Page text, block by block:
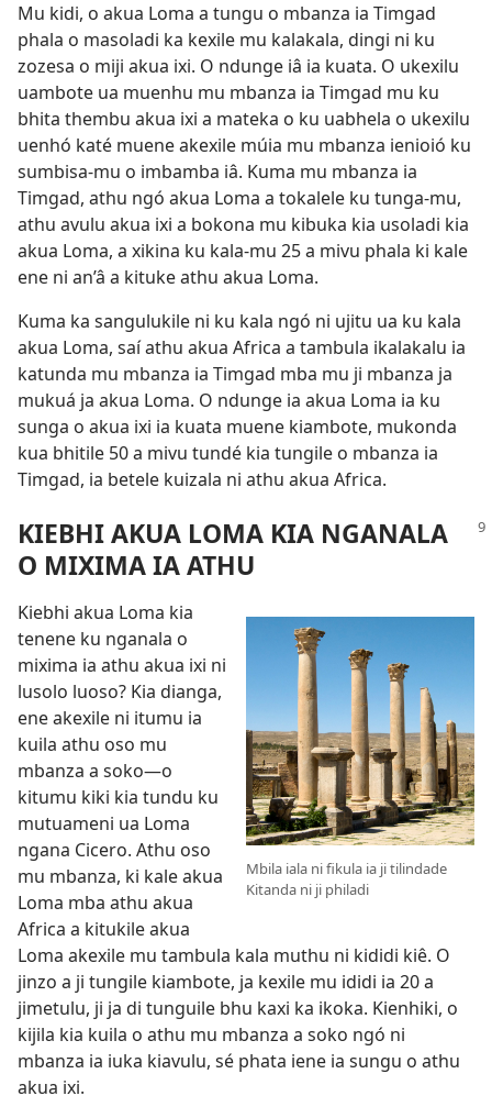
Mu kidi, o akua Loma a tungu o mbanza ia Timgad
phala o masoladi ka kexile mu kalakala, dingi ni ku
zozesa o miji akua ixi. O ndunge iâ ia kuata. O ukexilu
uambote ua muenhu mu mbanza ia Timgad mu ku
bhita thembu akua ixi a mateka o ku uabhela o ukexilu
uenhó katé muene akexile múia mu mbanza ienioió ku
sumbisa-mu o imbamba iâ. Kuma mu mbanza ia
Timgad, athu ngó akua Loma a tokalele ku tunga-mu,
athu avulu akua ixi a bokona mu kibuka kia usoladi kia
akua Loma, a xikina ku kala-mu 25 a mivu phala ki kale
ene ni an’â a kituke athu akua Loma.
Kuma ka sangulukile ni ku kala ngó ni ujitu ua ku kala
akua Loma, saí athu akua Africa a tambula ikalakalu ia
katunda mu mbanza ia Timgad mba mu ji mbanza ja
mukuá ja akua Loma. O ndunge ia akua Loma ia ku
sunga o akua ixi ia kuata muene kiambote, mukonda
kua bhitile 50 a mivu tundé kia tungile o mbanza ia
Timgad, ia betele kuizala ni athu akua Africa.
KIEBHI AKUA LOMA KIA NGANALA
O MIXIMA IA ATHU
Mbila iala ni fikula ia ji tilindade
Kitanda ni ji philadi
Kiebhi akua Loma kia
tenene ku nganala o
mixima ia athu akua ixi ni
lusolo luoso? Kia dianga,
ene akexile ni itumu ia
kuila athu oso mu
mbanza a soko—o
kitumu kiki kia tundu ku
mutuameni ua Loma
ngana Cicero. Athu oso
mu mbanza, ki kale akua
Loma mba athu akua
Africa a kitukile akua
Loma akexile mu tambula kala muthu ni kididi kiê. O
jinzo a ji tungile kiambote, ja kexile mu ididi ia 20 a
jimetulu, ji ja di tunguile bhu kaxi ka ikoka. Kienhiki, o
kijila kia kuila o athu mu mbanza a soko ngó ni
mbanza ia iuka kiavulu, sé phata iene ia sungu o athu
akua ixi.